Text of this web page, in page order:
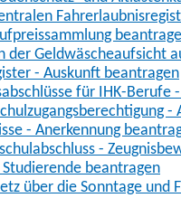
der Geldwäscheaufsicht
- Auskunft beantragen
für IHK-Berufe
-
- Anerkennung
-
beantragen
über die Sonntage und